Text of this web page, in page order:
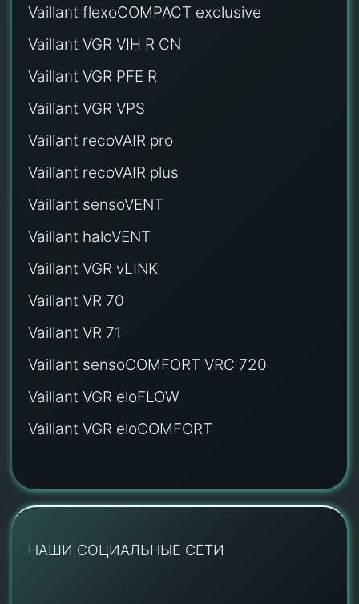
Vaillant flexoCOMPACT exclusive
Vaillant VGR VIH R CN
Vaillant VGR PFE R
Vaillant VGR VPS
Vaillant recoVAIR pro
Vaillant recoVAIR plus
Vaillant sensoVENT
Vaillant haloVENT
Vaillant VGR vLINK
Vaillant VR 70
Vaillant VR 71
Vaillant sensoCOMFORT VRC 720
Vaillant VGR eloFLOW
Vaillant VGR eloCOMFORT
НАШИ СОЦИАЛЬНЫЕ СЕТИ